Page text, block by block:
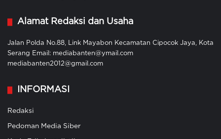
Alamat Redaksi dan Usaha
Jalan Polda No.88, Link Mayabon Kecamatan Cipocok Jaya, Kota
Serang Email: mediabanten@ymail.com
mediabanten2012@gmail.com
INFORMASI
Redaksi
Pedoman Media Siber